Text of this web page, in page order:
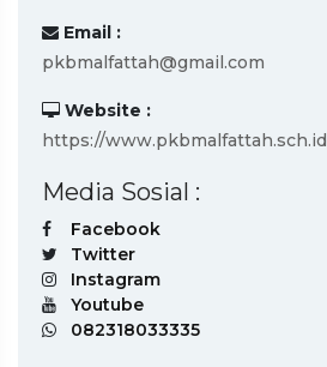
Email :
pkbmalfattah@gmail.com
Website :
https://www.pkbmalfattah.sch.id
Media Sosial :
Facebook
Twitter
Instagram
Youtube
082318033335